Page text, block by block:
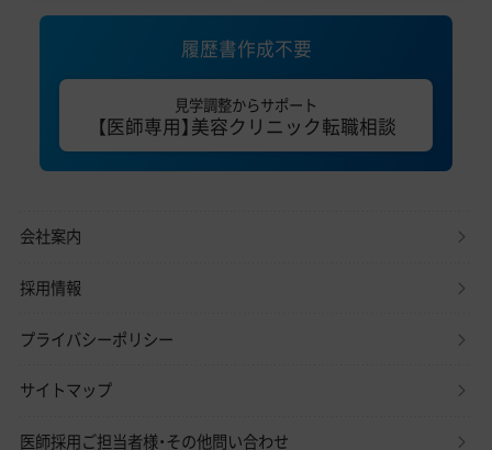
履歴書作成不要
見学調整からサポート
【医師専用】美容クリニック転職相談
会社案内
採用情報
プライバシーポリシー
サイトマップ
医師採用ご担当者様・その他問い合わせ